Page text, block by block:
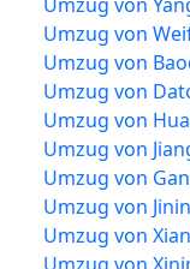
Umzug von
Umzug von
Umzug von
Umzug von
Umzug von
Umzug von
Umzug von
Umzug von